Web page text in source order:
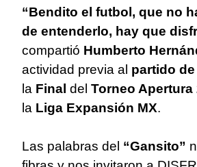
“Bendito el futbol, que no
de entenderlo, hay que
compartió Humberto
actividad previa al partido
la Final del Torneo Apertura
la Liga Expansión MX.
Las palabras del “Gansito”